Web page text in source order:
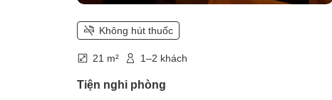
Không hút thuốc
21 m² 1–2 khách
Tiện nghi phòng